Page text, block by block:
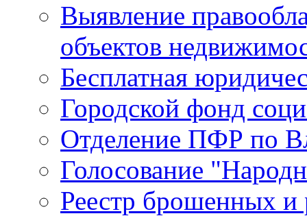
Выявление
объектов
Бесплатная
Городской фонд
Отделение ПФР по
Голосование
Реестр брошенных и